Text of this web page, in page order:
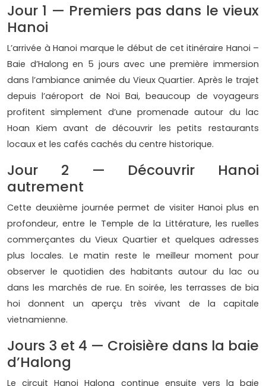
Jour 1 — Premiers pas dans le vieux
Hanoi
L’arrivée à Hanoi marque le début de cet itinéraire Hanoi –
Baie d’Halong en 5 jours avec une première immersion
dans l’ambiance animée du Vieux Quartier. Après le trajet
depuis l’aéroport de Noi Bai, beaucoup de voyageurs
profitent simplement d’une promenade autour du lac
Hoan Kiem avant de découvrir les petits restaurants
locaux et les cafés cachés du centre historique.
Jour 2 — Découvrir Hanoi
autrement
Cette deuxième journée permet de visiter Hanoi plus en
profondeur, entre le Temple de la Littérature, les ruelles
commerçantes du Vieux Quartier et quelques adresses
plus locales. Le matin reste le meilleur moment pour
observer le quotidien des habitants autour du lac ou
dans les marchés de rue. En soirée, les terrasses de bia
hoi donnent un aperçu très vivant de la capitale
vietnamienne.
Jours 3 et 4 — Croisière dans la baie
d’Halong
Le circuit Hanoi Halong continue ensuite vers la baie